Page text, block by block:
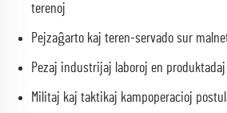
terenoj
Pejzaĝarto kaj teren-servado sur
Pezaj industrijaj laboroj en
Militaj kaj taktikaj kampoperacioj